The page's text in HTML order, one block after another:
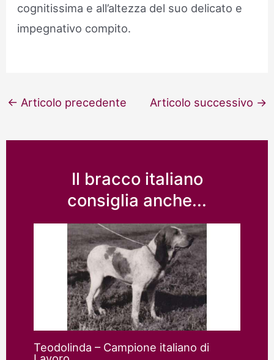
cognitissima e all’altezza del suo delicato e
impegnativo compito.
Navigazione
← Articolo precedente Articolo successivo →
Il bracco italiano
consiglia anche...
Teodolinda – Campione italiano di